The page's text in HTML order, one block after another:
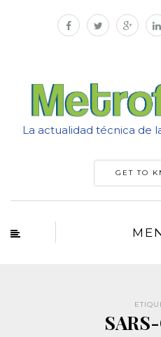
La actualidad técnica de
GET TO